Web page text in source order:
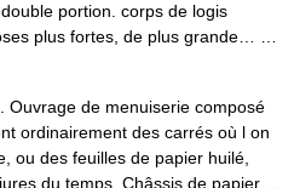
portion. corps de logis
plus fortes, de plus grande… …
Ouvrage de menuiserie composé
ordinairement des carrés où l on
ou des feuilles de papier huilé,
du temps. Châssis de papier.…